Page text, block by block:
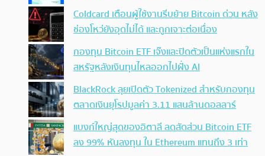
Coldcard เตือนผู้ใช้งานรีบย้าย Bitcoin ด่วน หลัง
ช่องโหว่ยังอุดไม่ได้ และถูกเจาะต่อเนื่อง
กองทุน Bitcoin ETF เจ๊งและปิดตัวเป็นแห่งแรกใน
สหรัฐหลังเงินทุนไหลออกไปฝั่ง AI
BlackRock ลุยเปิดตัว Tokenized สำหรับกองทุน
ตลาดเงินยุโรปมูลค่า 3.11 แสนล้านดอลลาร์
แบงก์ใหญ่สุดของอิตาลี ลดสัดส่วน Bitcoin ETF
ลง 99% หันลงทุน ใน Ethereum แทนถึง 3 เท่า